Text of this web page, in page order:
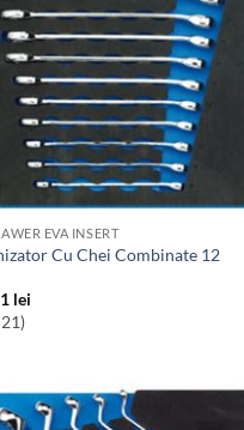
EVA INSERT
lei